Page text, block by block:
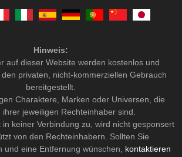
Hinweis:
auf dieser Website werden kostenlos und
privaten, nicht-kommerziellen Gebrauch
bereitgestellt.
Charaktere, Marken oder Universen, die
ihrer jeweiligen Rechteinhaber sind.
in keiner Verbindung zu, wird nicht gesponsert
von den Rechteinhabern. Sollten Sie
und eine Entfernung wünschen, kontaktieren